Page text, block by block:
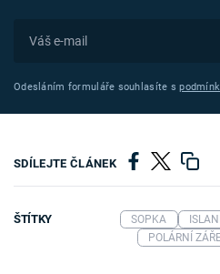
Odesláním formuláře souhlasíte s
SDÍLEJTE ČLÁNEK
ŠTÍTKY SOPKA
POLÁRNÍ